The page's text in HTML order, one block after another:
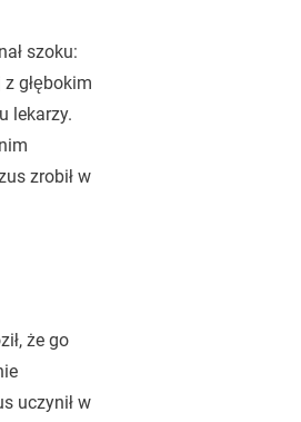
szoku:
głębokim
lekarzy.
zrobił w
że go
uczynił w